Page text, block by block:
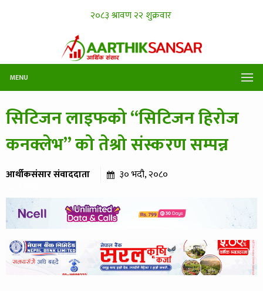
MENU
सिटिजन लाइफको “सिटिजन हिरोज
कनक्लेभ” को तेश्रो संस्करण सम्पन्न
आर्थीकसंसार संवाददाता ३० भदौ, २०८०